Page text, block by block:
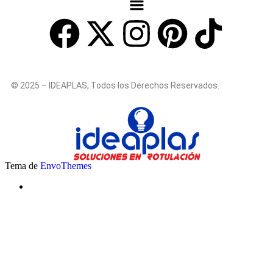
© 2025 – IDEAPLAS, Todos los Derechos Reservados.
Tema de EnvoThemes